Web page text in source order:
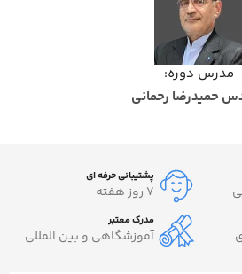
مدرس دوره:
حمیدرضا رحمانی
پشتیبانی حرفه ای
7 روز هفته
مدرک معتبر
آموزشگاهی و بین المللی